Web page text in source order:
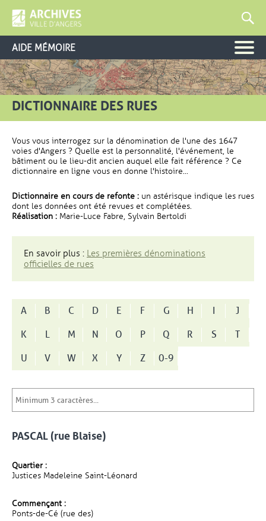
AIDE MÉMOIRE
DICTIONNAIRE DES RUES
Vous vous interrogez sur la dénomination de l'une des 1647
voies d'Angers ? Quelle est la personnalité, l'événement, le
bâtiment ou le lieu-dit ancien auquel elle fait référence ? Ce
dictionnaire en ligne vous en donne l'histoire...
Dictionnaire en cours de refonte : un astérisque indique les rues
dont les données ont été revues et complétées.
Réalisation : Marie-Luce Fabre, Sylvain Bertoldi
En savoir plus : Les premières dénominations
officielles de rues
A B C D E F G H I
J
K
L M N O P Q R S
T
U
V W X Y Z 0-9
PASCAL (rue Blaise)
Quartier :
Justices Madeleine Saint-Léonard
Commençant :
Ponts-de-Cé (rue des)